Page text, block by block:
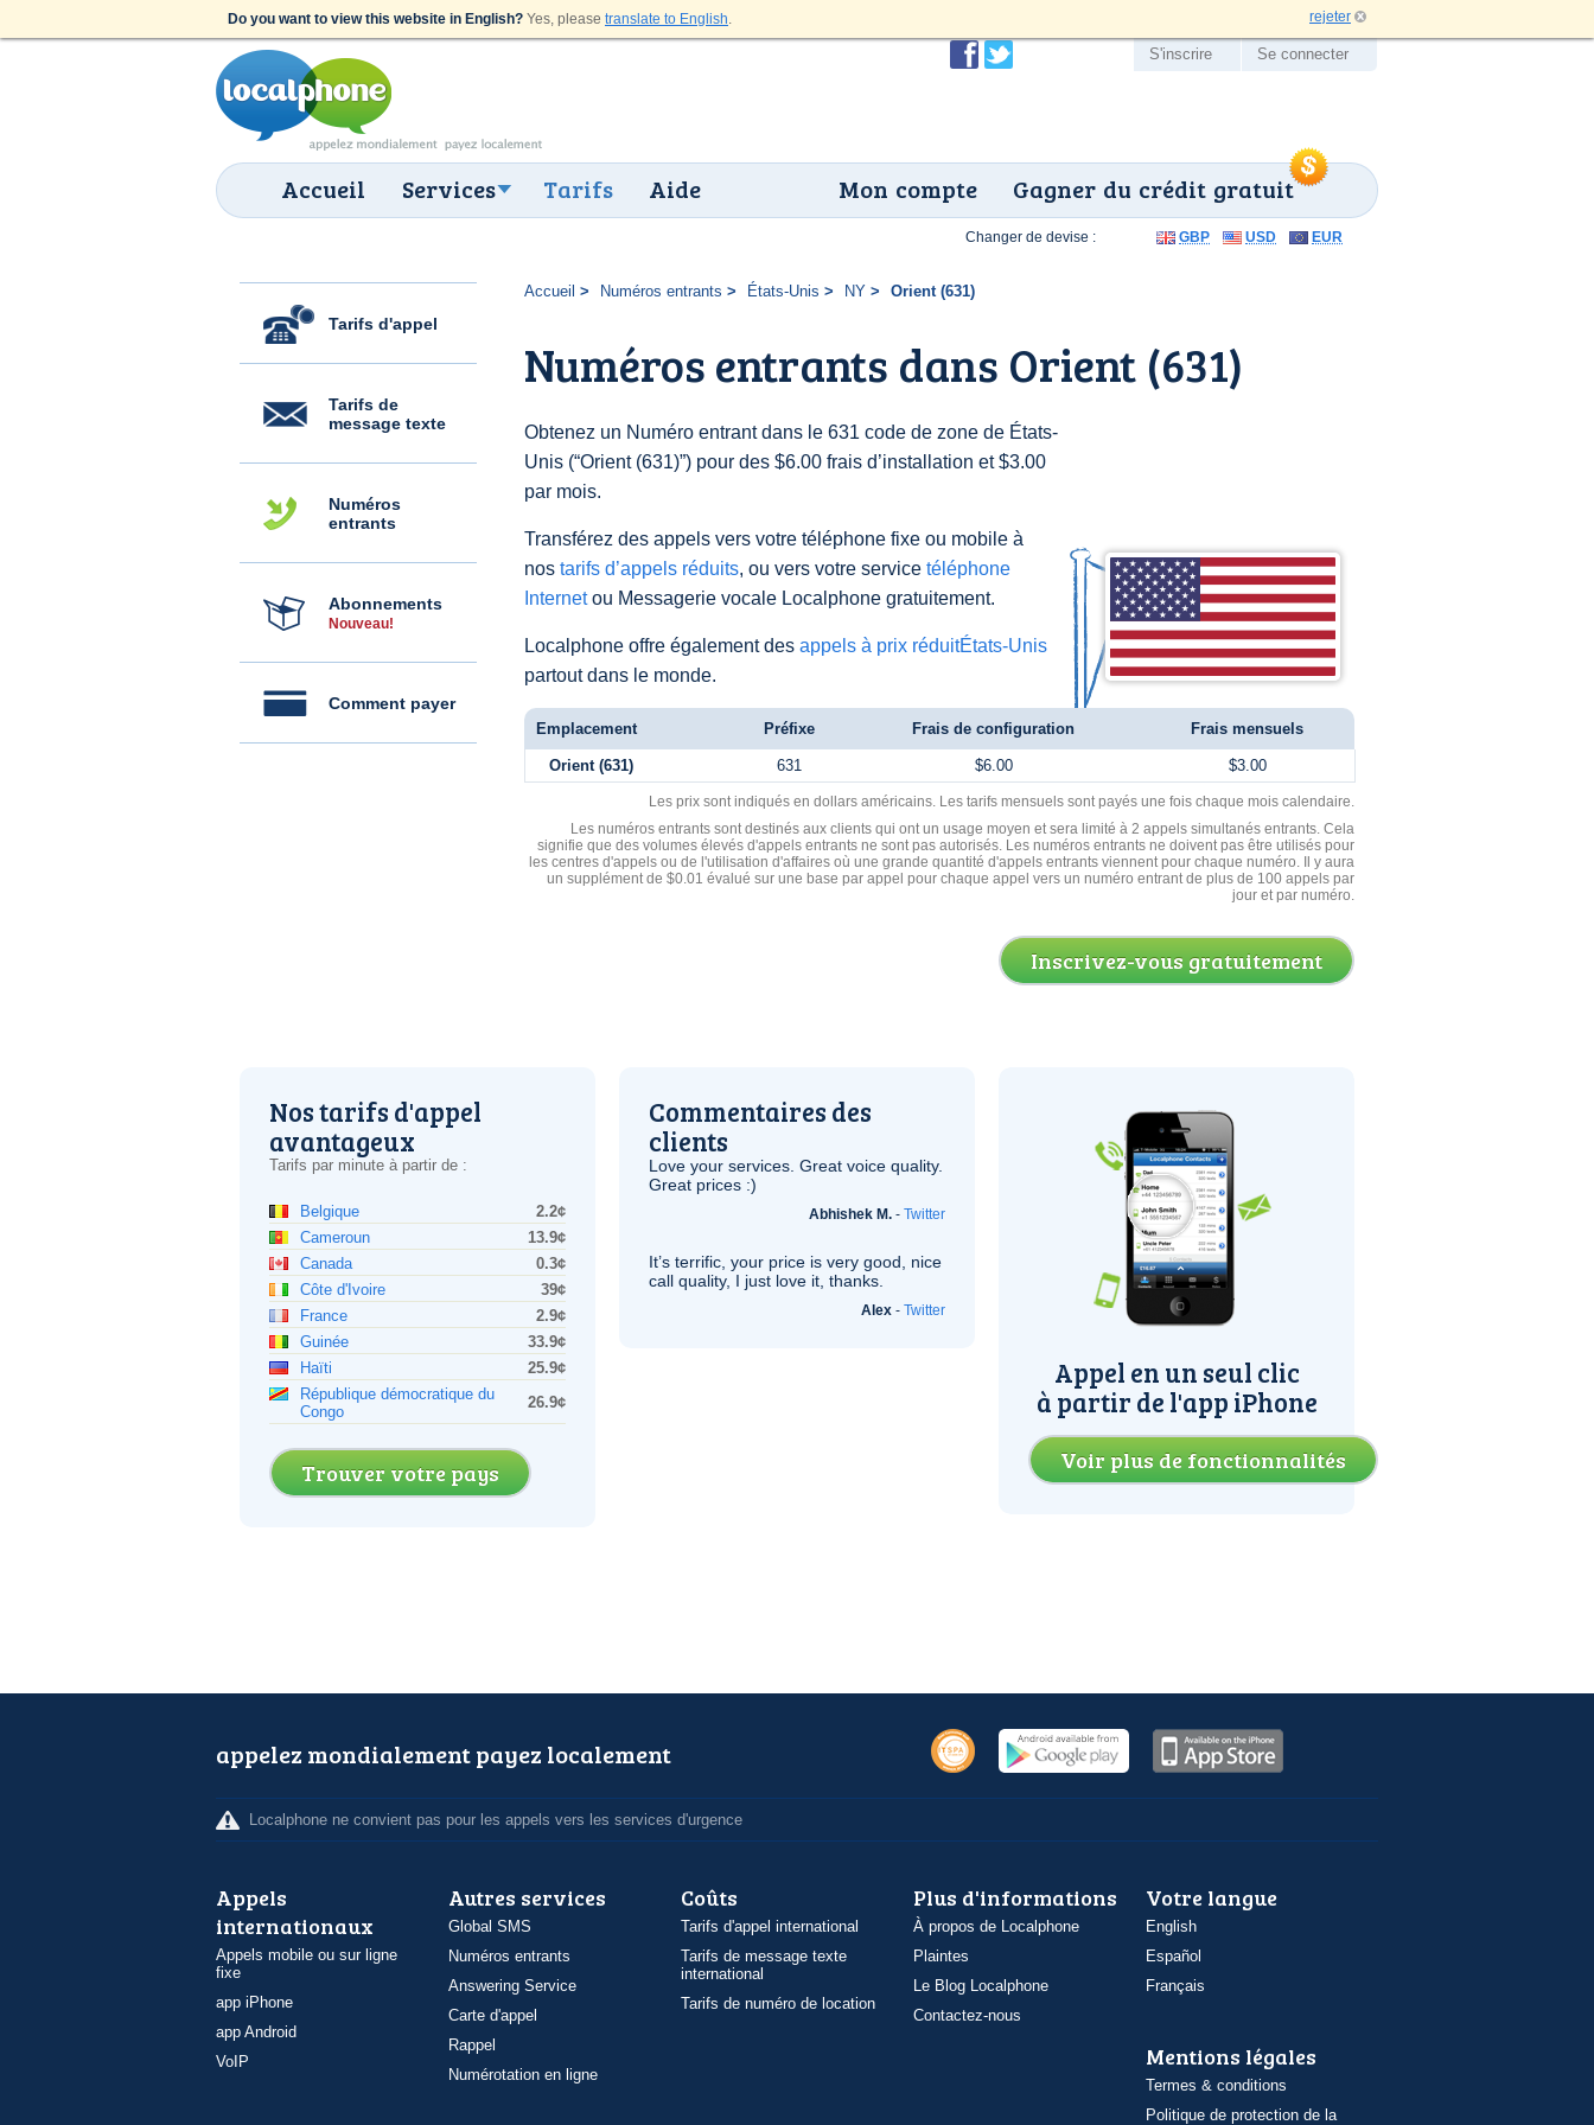
Do you want to view this website in English? Yes, please translate to English. rejeter
Accueil Services Tarifs Aide Gagner du crédit gratuit
Mon compte
S'inscrire Se connecter
Tarifs d'appel
Tarifs de
message texte
Numéros
entrants
Abonnements
Nouveau!
Comment payer
Accueil Numéros entrants États-Unis NY Orient (631)
Numéros entrants dans Orient (631)
Obtenez un Numéro entrant dans le 631 code de zone de États-
Unis (“Orient (631)”) pour des $6.00 frais d’installation et $3.00
par mois.
Transférez des appels vers votre téléphone fixe ou mobile à
nos tarifs d’appels réduits, ou vers votre service téléphone
Internetou Messagerie vocale Localphone gratuitement.
Localphone offre également des appels à prix réduitÉtats-Unis
partout dans le monde.
Changer de devise : GBP USD EUR
Emplacement Préfixe Frais de configuration Frais mensuels
Orient (631) 631 $6.00 $3.00
Les prix sont indiqués en dollars américains. Les tarifs mensuels sont payés une fois chaque mois calendaire.
Les numéros entrants sont destinés aux clients qui ont un usage moyen et sera limité à 2 appels simultanés entrants. Cela
signifie que des volumes élevés d'appels entrants ne sont pas autorisés. Les numéros entrants ne doivent pas être utilisés pour
les centres d'appels ou de l'utilisation d'affaires où une grande quantité d'appels entrants viennent pour chaque numéro. Il y aura
un supplément de $0.01 évalué sur une base par appel pour chaque appel vers un numéro entrant de plus de 100 appels par
jour et par numéro.
Inscrivez-vous gratuitement
Nos tarifs d'appel
avantageux
Tarifs par minute à partir de :
Belgique
2.2¢
Cameroun
13.9¢
Canada
0.3¢
Côte d'Ivoire
39¢
France
2.9¢
Guinée
33.9¢
Haïti
25.9¢
République démocratique du
Congo
26.9¢
Trouver votre pays
Commentaires des
clients
Love your services. Great voice quality.
Great prices :)
Abhishek M. - Twitter
It’s terrific, your price is very good, nice
call quality, I just love it, thanks.
Alex - Twitter
Appel en un seul clic
à partir de l'app iPhone
Voir plus de fonctionnalités
appelez mondialement payez localement
Localphone ne convient pas pour les appels vers les services d'urgence
Appels
internationaux
Appels mobile ou sur ligne
fixe
app iPhone
app Android
VoIP
Autres services
Global SMS
Numéros entrants
Answering Service
Carte d'appel
Rappel
Numérotation en ligne
Coûts
Tarifs d'appel international
Tarifs de message texte
international
Tarifs de numéro de location
Plus d'informations
À propos de Localphone
Plaintes
Le Blog Localphone
Contactez-nous
Votre langue
English
Español
Français
Mentions légales
Termes & conditions
Politique de protection de la